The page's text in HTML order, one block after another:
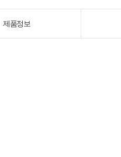
제품정보